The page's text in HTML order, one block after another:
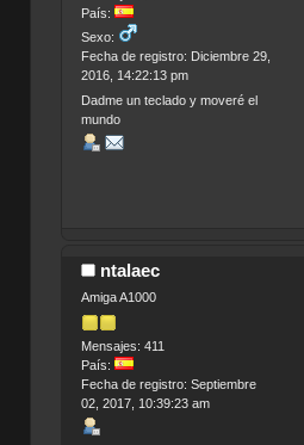
País:
Sexo:
Fecha de registro: Diciembre 29,
2016, 14:22:13 pm
Dadme un teclado y moveré el
mundo
ntalaec
Amiga A1000
Mensajes: 411
País:
Fecha de registro: Septiembre
02, 2017, 10:39:23 am